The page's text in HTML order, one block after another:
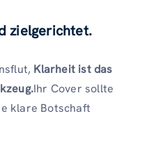
zielgerichtet.
Klarheit ist das
Ihr Cover sollte
klare Botschaft